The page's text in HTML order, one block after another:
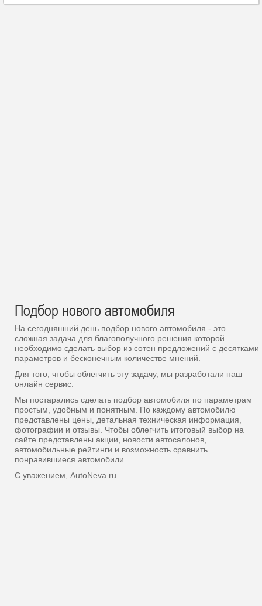
Подбор нового автомобиля
На сегодняшний день подбор нового автомобиля - это
сложная задача для благополучного решения которой
необходимо сделать выбор из сотен предложений с десятками
параметров и бесконечным количестве мнений.
Для того, чтобы облегчить эту задачу, мы разработали наш
онлайн сервис.
Мы постарались сделать подбор автомобиля по параметрам
простым, удобным и понятным. По каждому автомобилю
представлены цены, детальная техническая информация,
фотографии и отзывы. Чтобы облегчить итоговый выбор на
сайте представлены акции, новости автосалонов,
автомобильные рейтинги и возможность сравнить
понравившиеся автомобили.
С уважением, AutoNeva.ru